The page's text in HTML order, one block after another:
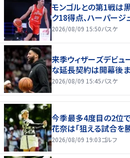
モンゴルとの第1戦
ク18得点、ハーパー
2026/08/09 15:50バスケ
来季ウィザーズデビ
な延長契約は開幕後
2026/08/09 15:45バスケ
今季最多4度目の2位
花奈は「狙える試合を
2026/08/09 19:03ゴルフ